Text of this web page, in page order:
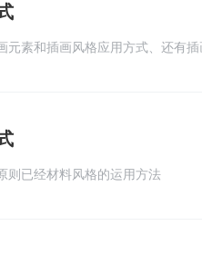
素和插画风格应用方式、还有
则已经材料风格的运用方法